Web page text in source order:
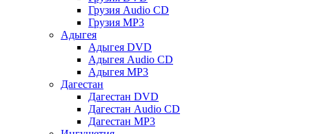
Грузия Audio CD
Грузия MP3
Адыгея
Адыгея DVD
Адыгея Audio CD
Адыгея MP3
Дагестан
Дагестан DVD
Дагестан Audio CD
Дагестан MP3